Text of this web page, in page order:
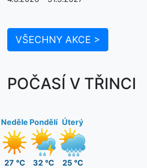
VŠECHNY AKCE >
POČASÍ V TŘINCI
Neděle
27 °C
Pondělí
32 °C
Úterý
25 °C